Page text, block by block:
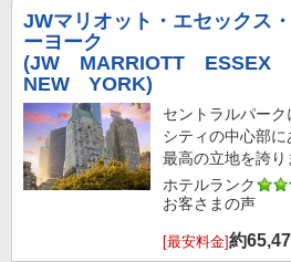
JWマリオット・エセックス
ーヨーク
(JW MARRIOTT ESSEX
NEW YORK)
セントラルパー
シティの中心部
最高の立地を誇り
ホテルランク
お客さまの声
[最安料金]約